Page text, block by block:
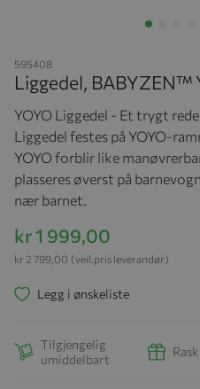
595408
Liggedel, BABYZEN™
YOYO Liggedel - Et trygt
Liggedel festes på YOYO-
YOYO forblir like
plasseres øverst på
nær barnet.
kr 1 999,00
(veil.pris leverandør)
kr 2 799,00
Legg i ønskeliste
Tilgjengelig
umiddelbart